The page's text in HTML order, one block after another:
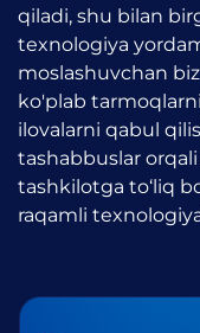
qiladi, shu bilan
texnologiya
moslashuvchan
ko'plab
ilovalarni qabul
tashabbuslar
tashkilotga to‘liq
raqamli